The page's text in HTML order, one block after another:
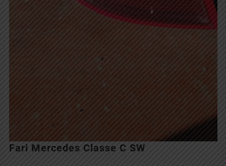
Fari Mercedes Classe C SW